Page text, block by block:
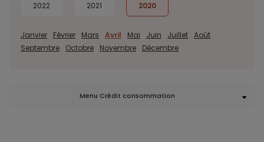
2022 2021 2020
Janvier Février Mars Avril Mai Juin Juillet Août
Septembre
Octobre Novembre Décembre
Menu Crédit consommation